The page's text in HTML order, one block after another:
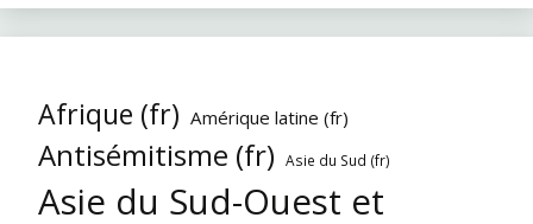
Afrique (fr) Amérique latine (fr)
Antisémitisme (fr) Asie du Sud (fr)
Asie du Sud-Ouest et